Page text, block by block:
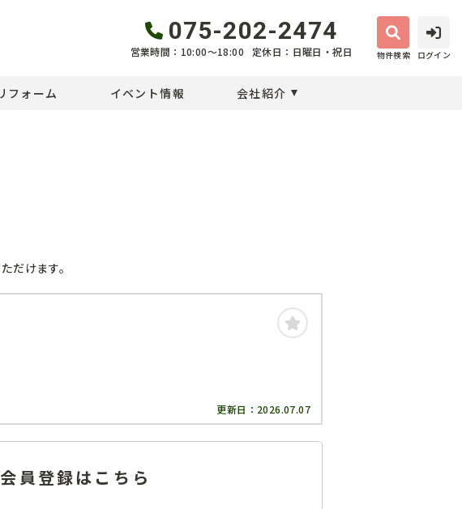
075-202-2474
営業時間：10:00〜18:00 定休日：日曜日・祝日 物件検索 ログイン
フォーム イベント情報 会社紹介
だけます。
更新日： 2026.07.07
員登録はこちら